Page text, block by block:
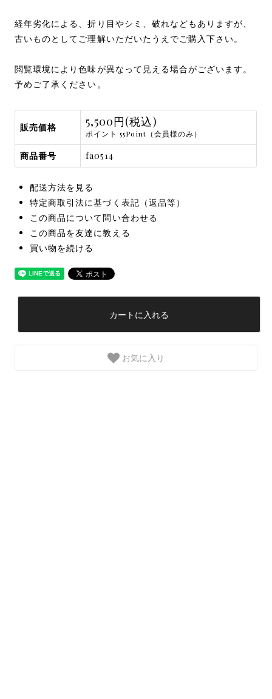
経年劣化による、折り目やシミ、破れなどもありますが、
古いものとしてご理解いただいたうえでご購入下さい。
閲覧環境により色味が異なって見える場合がございます。
予めご了承ください。
販売価格 5,500円(税込)
ポイント 55Point（会員様のみ）
商品番号 fa0514
配送方法を見る
特定商取引法に基づく表記（返品等）
この商品について問い合わせる
この商品を友達に教える
買い物を続ける
カートに入れる
お気に入り